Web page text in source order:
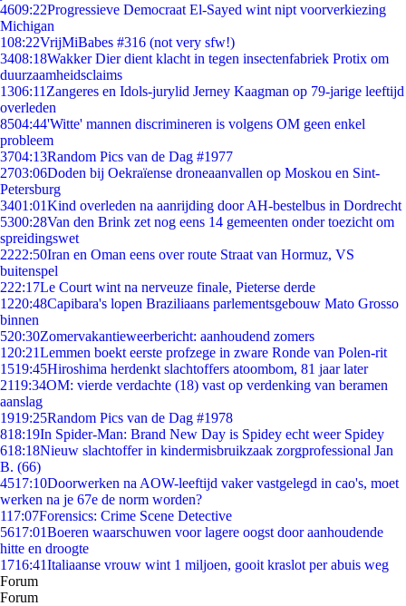
4609:22Progressieve Democraat El-Sayed wint nipt voorverkiezing
Michigan
108:22VrijMiBabes #316 (not very sfw!)
3408:18Wakker Dier dient klacht in tegen insectenfabriek Protix om
duurzaamheidsclaims
1306:11 Zangeres en Idols-jurylid Jerney Kaagman op 79-jarige leeftijd
overleden
8504:44'Witte' mannen discrimineren is volgens OM geen enkel
probleem
3704:13Random Pics van de Dag #1977
2703:06Doden bij Oekraïense droneaanvallen op Moskou en Sint-
Petersburg
3401:01Kind overleden na aanrijding door AH-bestelbus in Dordrecht
5300:28Van den Brink zet nog eens 14 gemeenten onder toezicht om
spreidingswet
2222:50Iran en Oman eens over route Straat van Hormuz, VS
buitenspel
222:17Le Court wint na nerveuze finale, Pieterse derde
1220:48Capibara's lopen Braziliaans parlementsgebouw Mato Grosso
binnen
520:30Zomervakantieweerbericht: aanhoudend zomers
1 20:21Lemmen boekt eerste profzege in zware Ronde van Polen-rit
1519:45Hiroshima herdenkt slachtoffers atoombom, 81 jaar later
2119:34OM: vierde verdachte (18) vast op verdenking van beramen
aanslag
1919:25Random Pics van de Dag #1978
818:19In Spider-Man: Brand New Day is Spidey echt weer Spidey
618:18Nieuw slachtoffer in kindermisbruikzaak zorgprofessional Jan
B. (66)
4517:10Doorwerken na AOW-leeftijd vaker vastgelegd in cao's, moet
werken na je 67e de norm worden?
117:07Forensics: Crime Scene Detective
5617:01Boeren waarschuwen voor lagere oogst door aanhoudende
hitte en droogte
1716:41Italiaanse vrouw wint 1 miljoen, gooit kraslot per abuis weg
Forum
Forum